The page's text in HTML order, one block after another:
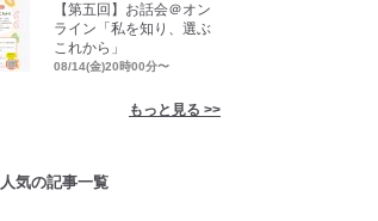
【第五回】お話会＠オン
ライン「私を知り、選ぶ
これから」
08/14(金)20時00分〜
もっと見る >>
人気の記事一覧